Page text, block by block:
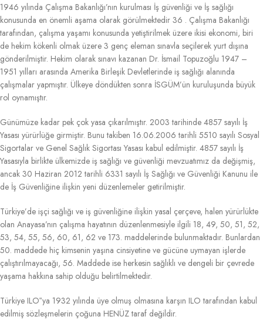
1946 yılında Çalışma Bakanlığı’nın kurulması İş güvenliği ve İş sağlığı
konusunda en önemli aşama olarak görülmektedir 36 . Çalışma Bakanlığı
tarafından, çalışma yaşamı konusunda yetiştirilmek üzere ikisi ekonomi, biri
de hekim kökenli olmak üzere 3 genç eleman sınavla seçilerek yurt dışına
gönderilmiştir. Hekim olarak sınavı kazanan Dr. İsmail Topuzoğlu 1947 –
1951 yılları arasında Amerika Birleşik Devletlerinde iş sağlığı alanında
çalışmalar yapmıştır. Ülkeye döndükten sonra İSGÜM’ün kuruluşunda büyük
rol oynamıştır.
Günümüze kadar pek çok yasa çıkarılmıştır. 2003 tarihinde 4857 sayılı İş
Yasası yürürlüğe girmiştir. Bunu takiben 16.06.2006 tarihli 5510 sayılı Sosyal
Sigortalar ve Genel Sağlık Sigortası Yasası kabul edilmiştir. 4857 sayılı İş
Yasasıyla birlikte ülkemizde iş sağlığı ve güvenliği mevzuatımız da değişmiş,
ancak 30 Haziran 2012 tarihli 6331 sayılı İş Sağlığı ve Güvenliği Kanunu ile
de İş Güvenliğine ilişkin yeni düzenlemeler getirilmiştir.
Türkiye’de işçi sağlığı ve iş güvenliğine ilişkin yasal çerçeve, halen yürürlükte
olan Anayasa’nın çalışma hayatının düzenlenmesiyle ilgili 18, 49, 50, 51, 52,
53, 54, 55, 56, 60, 61, 62 ve 173. maddelerinde bulunmaktadır. Bunlardan
50. maddede hiç kimsenin yaşına cinsiyetine ve gücüne uymayan işlerde
çalıştırılmayacağı, 56. Maddede ise herkesin sağlıklı ve dengeli bir çevrede
yaşama hakkına sahip olduğu belirtilmektedir.
Türkiye ILO‟ya 1932 yılında üye olmuş olmasına karşın ILO tarafından kabul
edilmiş sözleşmelerin çoğuna HENÜZ taraf değildir.